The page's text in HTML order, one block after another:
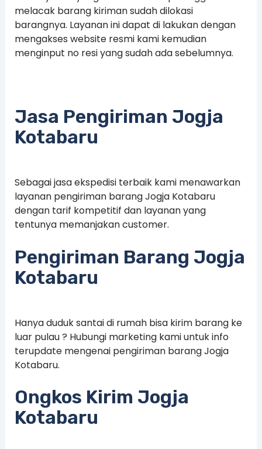
melacak barang kiriman sudah dilokasi
barangnya. Layanan ini dapat di lakukan dengan
mengakses website resmi kami kemudian
menginput no resi yang sudah ada sebelumnya.
Jasa Pengiriman Jogja
Kotabaru
Sebagai jasa ekspedisi terbaik kami menawarkan
layanan pengiriman barang Jogja Kotabaru
dengan tarif kompetitif dan layanan yang
tentunya memanjakan customer.
Pengiriman Barang Jogja
Kotabaru
Hanya duduk santai di rumah bisa kirim barang ke
luar pulau ? Hubungi marketing kami untuk info
terupdate mengenai pengiriman barang Jogja
Kotabaru.
Ongkos Kirim Jogja
Kotabaru